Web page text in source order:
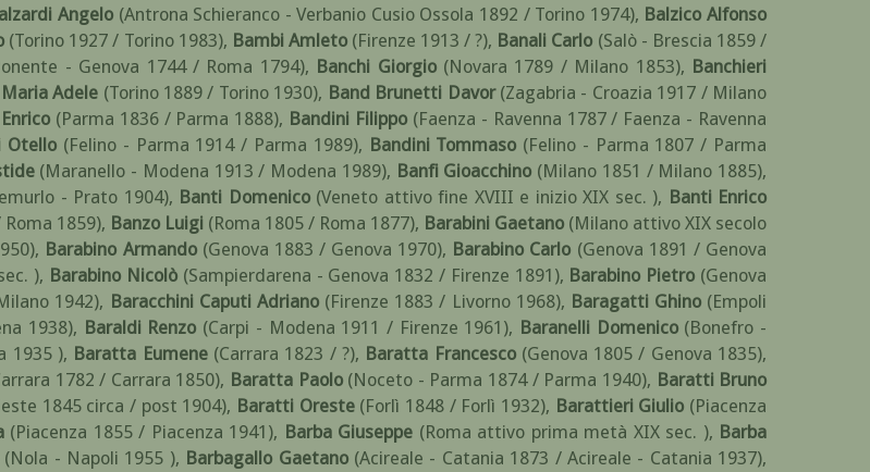
Angelo (Antrona Schieranco - Verbanio Cusio Ossola 1892 / Torino 1974), Balzico Alfonso
(Torino 1927 / Torino 1983), Bambi Amleto (Firenze 1913 / ?), Banali Carlo (Salò - Brescia 1859 /
- Genova 1744 / Roma 1794), Banchi Giorgio (Novara 1789 / Milano 1853), Banchieri
Adele (Torino 1889 / Torino 1930), Band Brunetti Davor (Zagabria - Croazia 1917 / Milano
(Parma 1836 / Parma 1888), Bandini Filippo (Faenza - Ravenna 1787 / Faenza - Ravenna
Otello (Felino - Parma 1914 / Parma 1989), Bandini Tommaso (Felino - Parma 1807 / Parma
(Maranello - Modena 1913 / Modena 1989), Banfi Gioacchino (Milano 1851 / Milano 1885),
- Prato 1904), Banti Domenico (Veneto attivo fine XVIII e inizio XIX sec. ), Banti Enrico
Roma 1859), Banzo Luigi (Roma 1805 / Roma 1877), Barabini Gaetano (Milano attivo XIX secolo
, Barabino Armando (Genova 1883 / Genova 1970), Barabino Carlo (Genova 1891 / Genova
), Barabino Nicolò (Sampierdarena - Genova 1832 / Firenze 1891), Barabino Pietro (Genova
1942), Baracchini Caputi Adriano (Firenze 1883 / Livorno 1968), Baragatti Ghino (Empoli
1938), Baraldi Renzo (Carpi - Modena 1911 / Firenze 1961), Baranelli Domenico (Bonefro -
1935 ), Baratta Eumene (Carrara 1823 / ?), Baratta Francesco (Genova 1805 / Genova 1835),
1782 / Carrara 1850), Baratta Paolo (Noceto - Parma 1874 / Parma 1940), Baratti Bruno
1845 circa / post 1904), Baratti Oreste (Forlì 1848 / Forlì 1932), Barattieri Giulio (Piacenza
(Piacenza 1855 / Piacenza 1941), Barba Giuseppe (Roma attivo prima metà XIX sec. ), Barba
(Nola - Napoli 1955 ), Barbagallo Gaetano (Acireale - Catania 1873 / Acireale - Catania 1937),